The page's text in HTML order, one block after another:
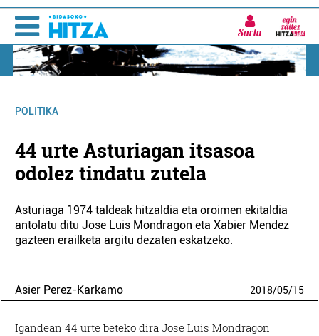
Sartu
POLITIKA
44 urte Asturiagan itsasoa
odolez tindatu zutela
Asturiaga 1974 taldeak hitzaldia eta oroimen ekitaldia
antolatu ditu Jose Luis Mondragon eta Xabier Mendez
gazteen erailketa argitu dezaten eskatzeko.
Asier Perez-Karkamo 2018/05/15
Igandean 44 urte beteko dira Jose Luis Mondragon